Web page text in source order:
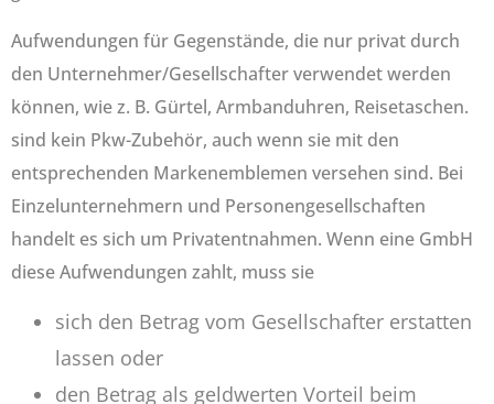
Aufwendungen für Gegenstände, die nur privat durch
den Unternehmer/Gesellschafter verwendet werden
können, wie z. B. Gürtel, Armbanduhren, Reisetaschen.
sind kein Pkw-Zubehör, auch wenn sie mit den
entsprechenden Markenemblemen versehen sind. Bei
Einzelunternehmern und Personengesellschaften
handelt es sich um Privatentnahmen. Wenn eine GmbH
diese Aufwendungen zahlt, muss sie
sich den Betrag vom Gesellschafter erstatten
lassen oder
den Betrag als geldwerten Vorteil beim